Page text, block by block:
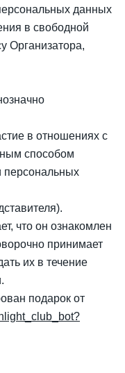
данных
в свободной
Организатора,
в отношениях с
способом
персональных
что он ознакомлен
принимает
их в течение
подарок от